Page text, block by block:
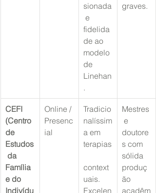
sionada
e
fidelida
de ao
modelo
de
Linehan
.
graves.
CEFI
(Centro
de
Estudos
da
Família
e do
Indivídu
Online /
Presenc
ial
Tradicio
nalíssim
a em
terapias
context
uais.
Excelen
Mestres
e
doutore
s com
sólida
produç
ão
acadêm